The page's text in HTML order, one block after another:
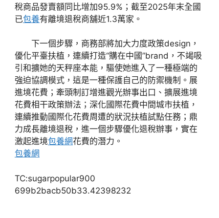
稅商品發賣額同比增加95.9%；截至2025年末全國
已包養有離境退稅商舖近1.3萬家。
下一個步驟，商務部將加大力度政策design，
優化平臺扶植，連續打造“購在中國”brand，不竭吸
引和擴她的天秤座本能，驅使她進入了一種極端的
強迫協調模式，這是一種保護自己的防禦機制。展
進境花費；牽頭制訂增進觀光辦事出口、擴展進境
花費相干政策辦法；深化國際花費中間城市扶植，
連續推動國際化花費周遭的狀況扶植試點任務；鼎
力成長離境退稅，進一個步驟優化退稅辦事，實在
激起進境包養網花費的潛力。
包養網
TC:sugarpopular900
699b2bacb50b33.42398232